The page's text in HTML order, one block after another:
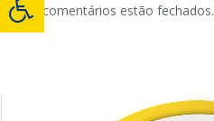
Os comentários estão fechados.